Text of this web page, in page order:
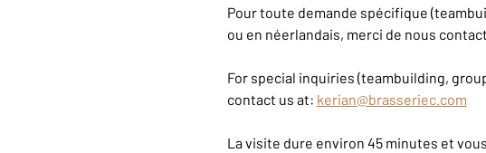
Pour toute demande spécifique
ou en néerlandais, merci de nous
For special inquiries (teambuilding,
contact us at: kerian@brasseriec.com
La visite dure environ 45 minutes et